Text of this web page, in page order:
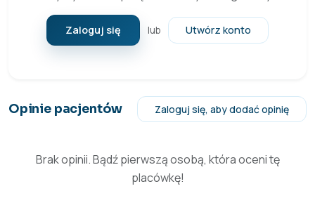
Zaloguj się lub Utwórz konto
Opinie pacjentów Zaloguj się, aby dodać opinię
Brak opinii. Bądź pierwszą osobą, która oceni tę
placówkę!